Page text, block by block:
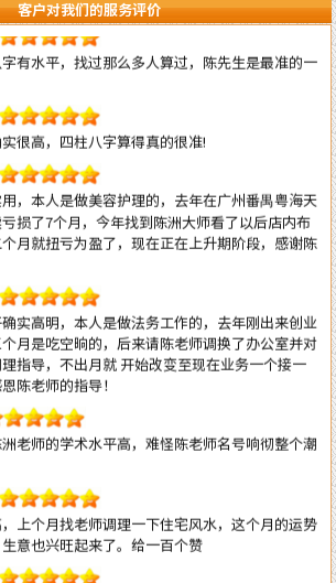
客户对我们的服务评价
有水平，找过那么多人算过，陈先生是最准的一
很高，四柱八字算得真的很准!
，本人是做美容护理的，去年在广州番禺粤海天
损了7个月，今年找到陈洲大师看了以后店内布
月就扭亏为盈了，现在正在上升期阶段，感谢陈
实高明，本人是做法务工作的，去年刚出来创业
月是吃空晌的，后来请陈老师调换了办公室并对
指导，不出月就 开始改变至现在业务一个接一
陈老师的指导！
老师的学术水平高，难怪陈老师名号响彻整个潮
上个月找老师调理一下住宅风水，这个月的运势
意也兴旺起来了。给一百个赞
风水不只是遵循古法，而且科学实用，我只信任